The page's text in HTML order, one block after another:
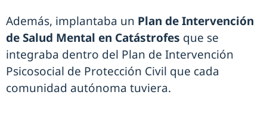
Además, implantaba un Plan de Intervención
de Salud Mental en Catástrofes que se
integraba dentro del Plan de Intervención
Psicosocial de Protección Civil que cada
comunidad autónoma tuviera.